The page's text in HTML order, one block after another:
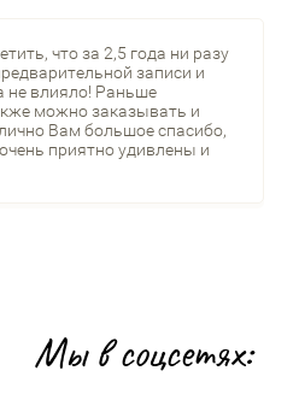
что за 2,5 года ни разу
записи и
не влияло! Раньше
можно заказывать и
Вам большое спасибо,
приятно удивлены и
Мы в соцсетях: